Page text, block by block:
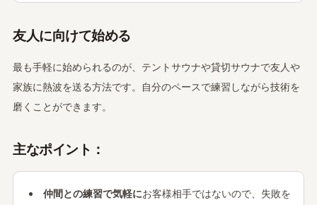
友人に向けて始める
最も手軽に始められるのが、テントサウナや貸切サウナで友人や
家族に熱波を送る方法です。自分のペースで練習しながら技術を
磨くことができます。
主なポイント：
仲間との練習で気軽にお客様相手ではないので、失敗を